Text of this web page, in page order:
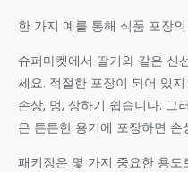
한 가지 예를 통해 식품 포장
슈퍼마켓에서 딸기와 같은 신
세요. 적절한 포장이 되어 있
손상, 멍, 상하기 쉽습니다. 그
은 튼튼한 용기에 포장하면
패키징은 몇 가지 중요한 용도